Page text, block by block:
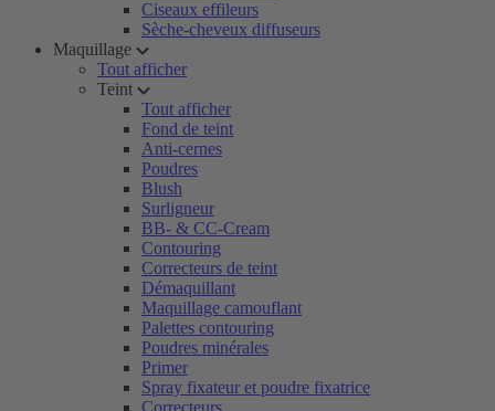
Ciseaux effileurs
Sèche-cheveux diffuseurs
Maquillage
Tout afficher
Teint
Tout afficher
Fond de teint
Anti-cernes
Poudres
Blush
Surligneur
BB- & CC-Cream
Contouring
Correcteurs de teint
Démaquillant
Maquillage camouflant
Palettes contouring
Poudres minérales
Primer
Spray fixateur et poudre fixatrice
Correcteurs